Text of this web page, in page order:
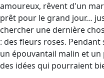
amoureux, rêvent d'un
prêt pour le grand jour…
chercher une dernière
: des fleurs roses.
un épouvantail malin et
des idées qui pourraient